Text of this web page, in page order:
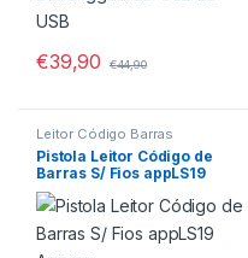
€39,90 €44,90
Leitor Código Barras
Pistola Leitor Código de
Barras S/ Fios appLS19
Approx